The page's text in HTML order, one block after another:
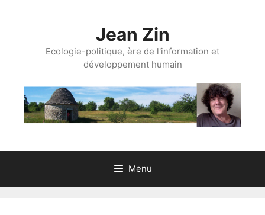
Jean Zin
Ecologie-politique, ère de l'information et
développement humain
Menu